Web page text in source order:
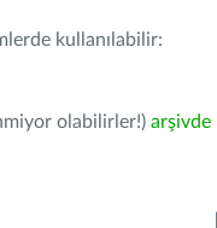
kullanılabilir:
olabilirler!) arşivde